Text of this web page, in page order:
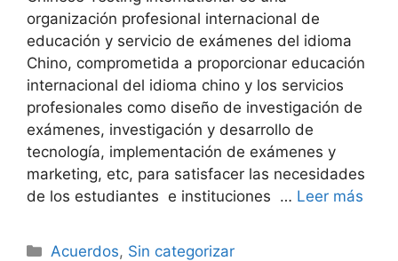
organización profesional internacional de
educación y servicio de exámenes del idioma
Chino, comprometida a proporcionar educación
internacional del idioma chino y los servicios
profesionales como diseño de investigación de
exámenes, investigación y desarrollo de
tecnología, implementación de exámenes y
marketing, etc, para satisfacer las necesidades
de los estudiantes e instituciones … Leer más
Acuerdos, Sin categorizar